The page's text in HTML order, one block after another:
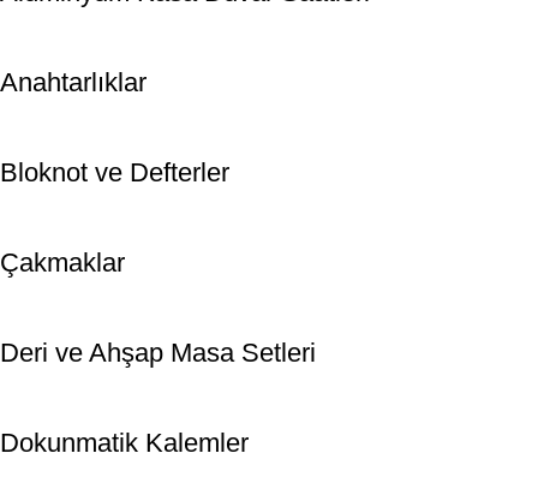
Anahtarlıklar
Bloknot ve Defterler
Çakmaklar
Deri ve Ahşap Masa Setleri
Dokunmatik Kalemler